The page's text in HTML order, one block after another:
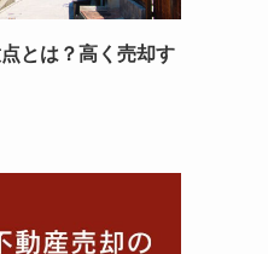
とは？高く売却す